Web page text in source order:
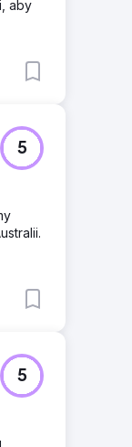
aby
5
5